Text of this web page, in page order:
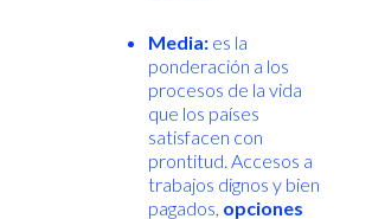
Media:es la
ponderación a los
procesos de la vida
que los países
satisfacen con
prontitud. Accesos a
trabajos dignos y bien
pagados, opciones